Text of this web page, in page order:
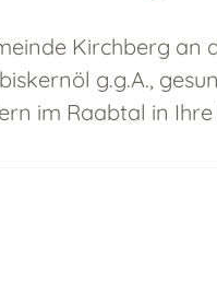
Kirchberg an
g.g.A.,
im Raabtal in Ihre